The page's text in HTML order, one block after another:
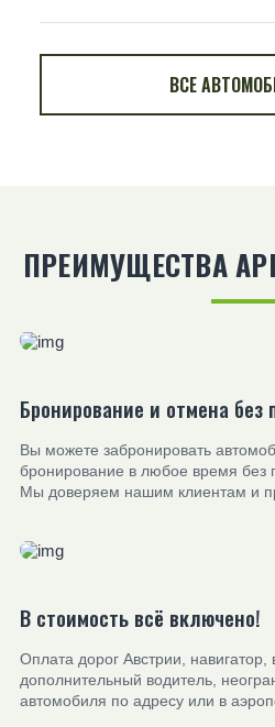
ВСЕ
ПРЕИМУЩЕСТВА
Бронирование и отмена без
Вы можете забронировать
бронирование в любое время без
Мы доверяем нашим клиентам и
В стоимость всё включено!
Оплата дорог Австрии, навигатор,
дополнительный водитель,
автомобиля по адресу или в